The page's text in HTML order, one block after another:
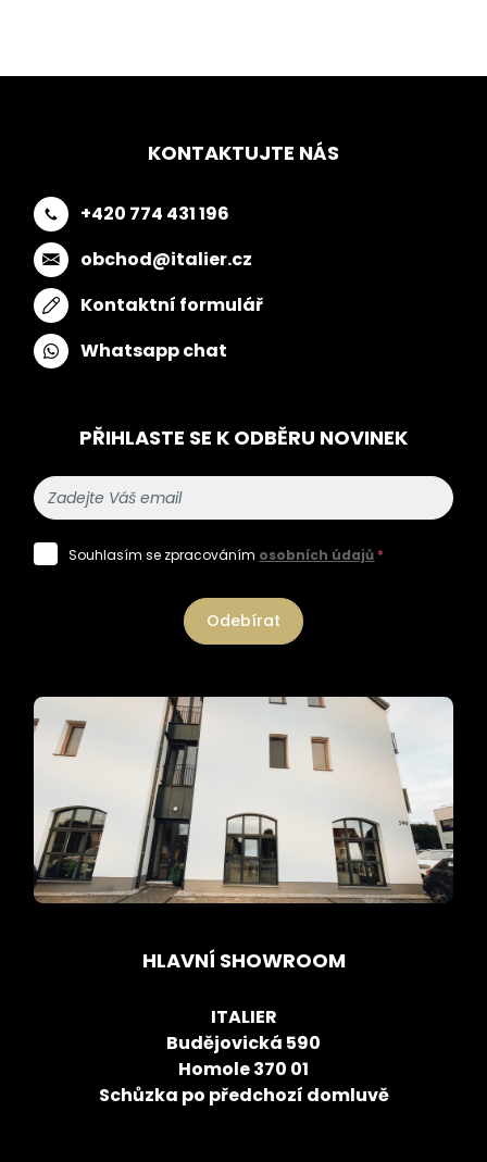
KONTAKTUJTE NÁS
+420 774 431 196
obchod@italier.cz
Kontaktní formulář
Whatsapp chat
PŘIHLASTE SE K ODBĚRU NOVINEK
Souhlasím se zpracováním osobních údajů *
Odebírat
HLAVNÍ SHOWROOM
ITALIER
Budějovická 590
Homole 370 01
Schůzka po předchozí domluvě